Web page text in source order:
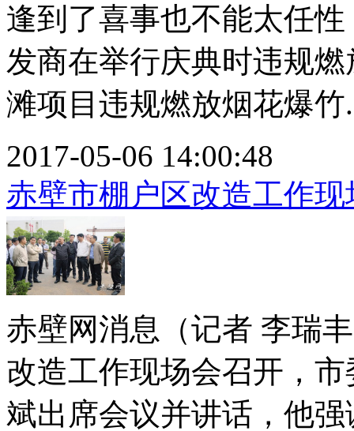
逢到了喜事也不能太任
发商在举行庆典时违规
滩项目违规燃放烟花爆竹
2017-05-06 14:00:48
赤壁市棚户区改造工作
赤壁网消息（记者 李瑞
改造工作现场会召开，
斌出席会议并讲话，他